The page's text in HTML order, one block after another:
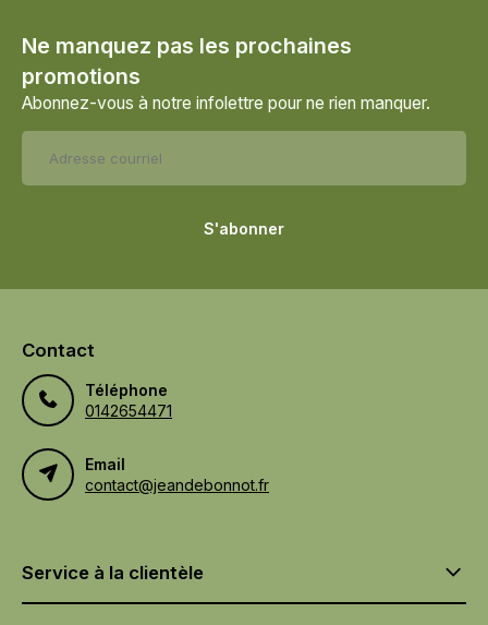
Ne manquez pas les prochaines
promotions
Abonnez-vous à notre infolettre pour ne rien manquer.
S'abonner
Contact
Téléphone
0142654471
Email
contact@jeandebonnot.fr
Service à la clientèle